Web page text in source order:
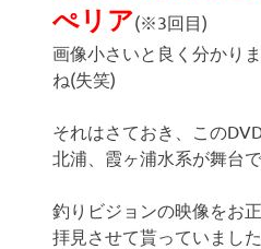
ぺリア(※3回目)
画像小さいと良く分かり
ね(失笑)
それはさておき、このDVD
北浦、霞ヶ浦水系が舞台で
釣りビジョンの映像をお
拝見させて貰っていました